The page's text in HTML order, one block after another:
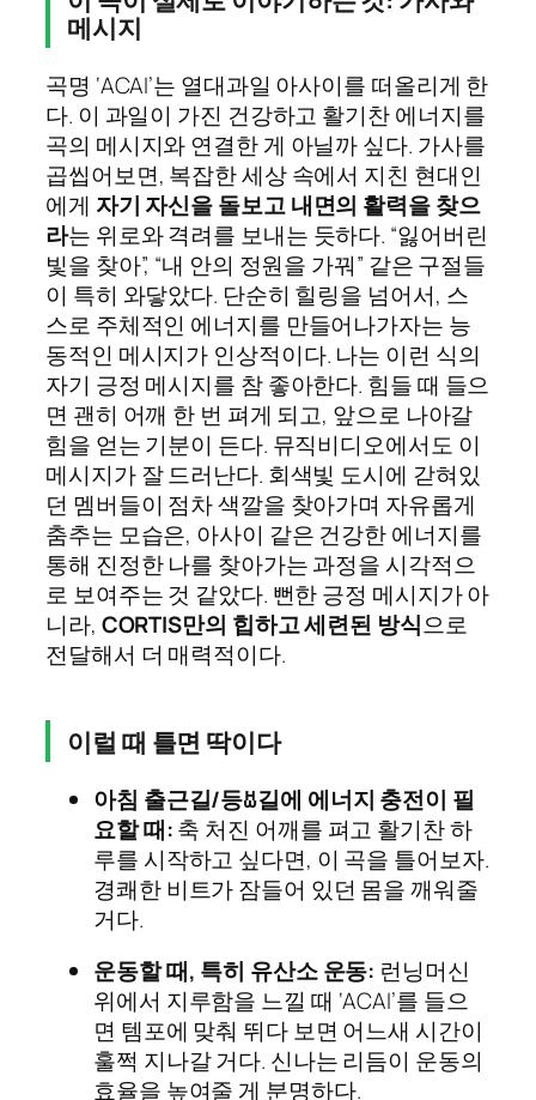
메시지
곡명 ‘ACAI’는 열대과일 아사이를 떠올리게 한
다. 이 과일이 가진 건강하고 활기찬 에너지를
곡의 메시지와 연결한 게 아닐까 싶다. 가사를
곱씹어보면, 복잡한 세상 속에서 지친 현대인
에게 자기 자신을 돌보고 내면의 활력을 찾으
라는 위로와 격려를 보내는 듯하다. “잃어버린
빛을 찾아”, “내 안의 정원을 가꿔” 같은 구절들
이 특히 와닿았다. 단순히 힐링을 넘어서, 스
스로 주체적인 에너지를 만들어나가자는 능
동적인 메시지가 인상적이다. 나는 이런 식의
자기 긍정 메시지를 참 좋아한다. 힘들 때 들으
면 괜히 어깨 한 번 펴게 되고, 앞으로 나아갈
힘을 얻는 기분이 든다. 뮤직비디오에서도 이
메시지가 잘 드러난다. 회색빛 도시에 갇혀있
던 멤버들이 점차 색깔을 찾아가며 자유롭게
춤추는 모습은, 아사이 같은 건강한 에너지를
통해 진정한 나를 찾아가는 과정을 시각적으
로 보여주는 것 같았다. 뻔한 긍정 메시지가 아
니라, CORTIS만의 힙하고 세련된 방식으로
전달해서 더 매력적이다.
이럴 때 틀면 딱이다
아침 출근길/등ꀠ길에 에너지 충전이 필
요할 때:축 처진 어깨를 펴고 활기찬 하
루를 시작하고 싶다면, 이 곡을 틀어보자.
경쾌한 비트가 잠들어 있던 몸을 깨워줄
거다.
운동할 때, 특히 유산소 운동: 런닝머신
위에서 지루함을 느낄 때 ‘ACAI’를 들으
면 템포에 맞춰 뛰다 보면 어느새 시간이
훌쩍 지나갈 거다. 신나는 리듬이 운동의
효율을 높여줄 게 분명하다.